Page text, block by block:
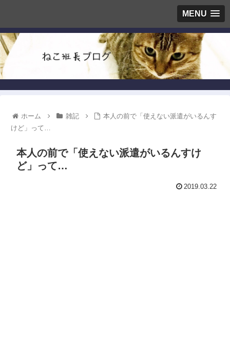
MENU
ホーム 雑記
本人の前で「使えない派遣がいるんす
けど」って…
本人の前で「使えない派遣がいるんすけ
ど」って…
2019.03.22